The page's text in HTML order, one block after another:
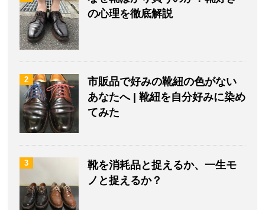
の心理を徹底解説
2
市販品で好みの靴紐の色がない
あなたへ | 靴紐を自分好みに染め
てみた
3
靴を消耗品と捉えるか、一生モ
ノと捉えるか？